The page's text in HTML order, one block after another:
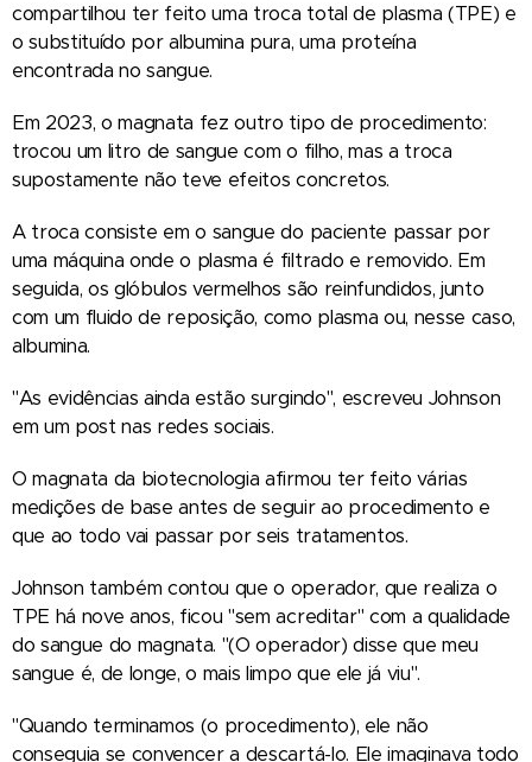
compartilhou ter feito uma troca total de plasma (TPE) e
o substituído por albumina pura, uma proteína
encontrada no sangue.
Em 2023, o magnata fez outro tipo de procedimento:
trocou um litro de sangue com o filho, mas a troca
supostamente não teve efeitos concretos.
A troca consiste em o sangue do paciente passar por
uma máquina onde o plasma é filtrado e removido. Em
seguida, os glóbulos vermelhos são reinfundidos, junto
com um fluido de reposição, como plasma ou, nesse caso,
albumina.
"As evidências ainda estão surgindo", escreveu Johnson
em um post nas redes sociais.
O magnata da biotecnologia afirmou ter feito várias
medições de base antes de seguir ao procedimento e
que ao todo vai passar por seis tratamentos.
Johnson também contou que o operador, que realiza o
TPE há nove anos, ficou "sem acreditar" com a qualidade
do sangue do magnata. "(O operador) disse que meu
sangue é, de longe, o mais limpo que ele já viu".
"Quando terminamos (o procedimento), ele não
conseguia se convencer a descartá-lo. Ele imaginava todo